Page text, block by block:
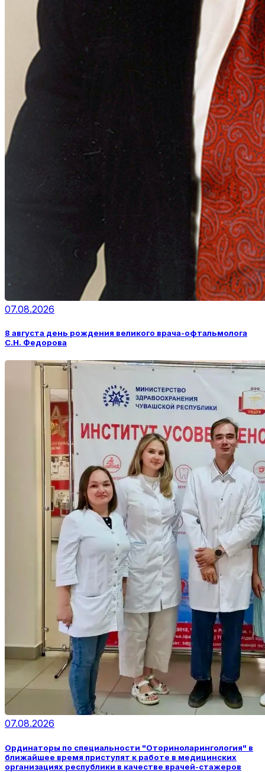
07.08.2026
8 августа день рождения великого врача-офтальмолога
С.Н. Федорова
07.08.2026
Ординаторы по специальности "Оториноларингология" в
ближайшее время приступят к работе в медицинских
организациях республики в качестве врачей-стажеров